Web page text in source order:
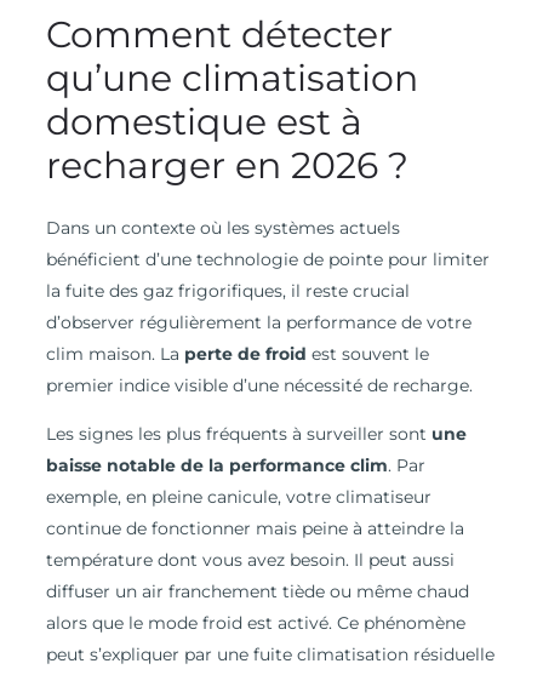
Comment détecter
qu’une climatisation
domestique est à
recharger en 2026 ?
Dans un contexte où les systèmes actuels
bénéficient d’une technologie de pointe pour limiter
la fuite des gaz frigorifiques, il reste crucial
d’observer régulièrement la performance de votre
clim maison. La perte de froid est souvent le
premier indice visible d’une nécessité de recharge.
Les signes les plus fréquents à surveiller sont une
baisse notable de la performance clim. Par
exemple, en pleine canicule, votre climatiseur
continue de fonctionner mais peine à atteindre la
température dont vous avez besoin. Il peut aussi
diffuser un air franchement tiède ou même chaud
alors que le mode froid est activé. Ce phénomène
peut s’expliquer par une fuite climatisation résiduelle